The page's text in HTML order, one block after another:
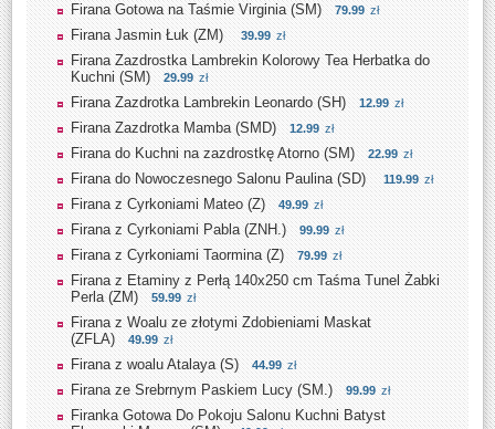
Firana Gotowa na Taśmie Virginia (SM) 79.99 zł
Firana Jasmin Łuk (ZM) 39.99 zł
Firana Zazdrostka Lambrekin Kolorowy Tea Herbatka do
Kuchni (SM)
29.99 zł
Firana Zazdrotka Lambrekin Leonardo (SH) 12.99 zł
Firana Zazdrotka Mamba (SMD) 12.99 zł
Firana do Kuchni na zazdrostkę Atorno (SM) 22.99 zł
Firana do Nowoczesnego Salonu Paulina (SD) 119.99 zł
Firana z Cyrkoniami Mateo (Z) 49.99 zł
Firana z Cyrkoniami Pabla (ZNH.) 99.99 zł
Firana z Cyrkoniami Taormina (Z) 79.99 zł
Firana z Etaminy z Perłą 140x250 cm Taśma Tunel Żabki
Perla (ZM)
59.99 zł
Firana z Woalu ze złotymi Zdobieniami Maskat
(ZFLA)
49.99 zł
Firana z woalu Atalaya (S) 44.99 zł
Firana ze Srebrnym Paskiem Lucy (SM.) 99.99 zł
Firanka Gotowa Do Pokoju Salonu Kuchni Batyst